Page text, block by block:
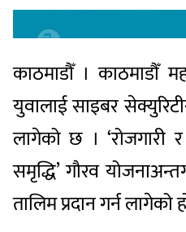
काठमाडौँ । काठमाडौँ
युवालाई साइबर
लागेको छ । ‘रोजगारी
समृद्धि’ गौरव
तालिम प्रदान गर्न लागेको